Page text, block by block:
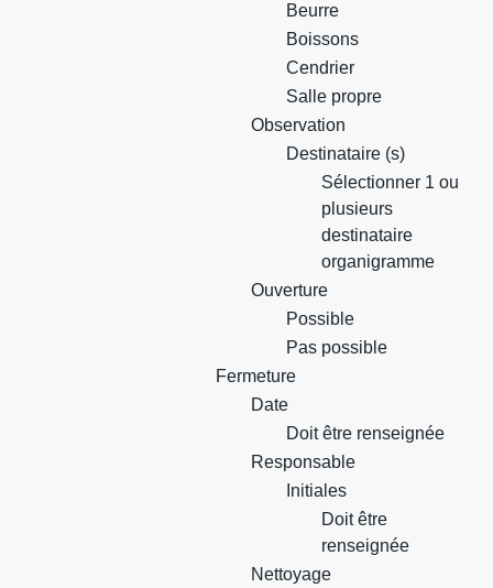
Beurre
Boissons
Cendrier
Salle propre
Observation
Destinataire (s)
Sélectionner 1 ou
plusieurs
destinataire
organigramme
Ouverture
Possible
Pas possible
Fermeture
Date
Doit être renseignée
Responsable
Initiales
Doit être
renseignée
Nettoyage